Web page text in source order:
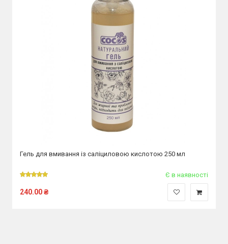
Гель для вмивання із саліциловою кислотою 250 мл
Є в наявності
240.00₴